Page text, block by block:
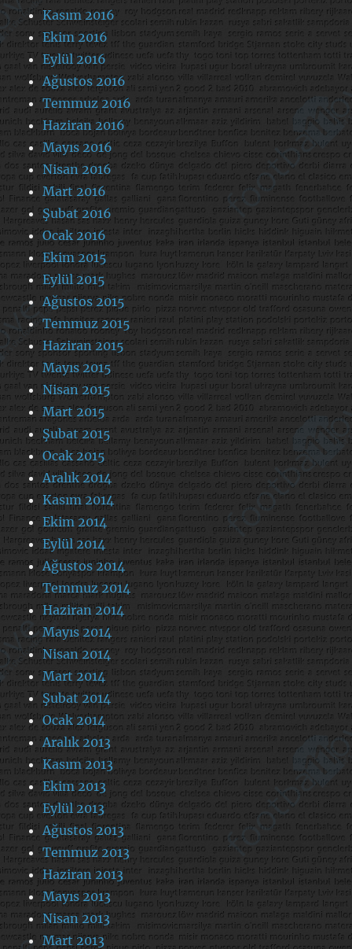
Kasım 2016
Ekim 2016
Eylül 2016
Ağustos 2016
Temmuz 2016
Haziran 2016
Mayıs 2016
Nisan 2016
Mart 2016
Şubat 2016
Ocak 2016
Ekim 2015
Eylül 2015
Ağustos 2015
Temmuz 2015
Haziran 2015
Mayıs 2015
Nisan 2015
Mart 2015
Şubat 2015
Ocak 2015
Aralık 2014
Kasım 2014
Ekim 2014
Eylül 2014
Ağustos 2014
Temmuz 2014
Haziran 2014
Mayıs 2014
Nisan 2014
Mart 2014
Şubat 2014
Ocak 2014
Aralık 2013
Kasım 2013
Ekim 2013
Eylül 2013
Ağustos 2013
Temmuz 2013
Haziran 2013
Mayıs 2013
Nisan 2013
Mart 2013